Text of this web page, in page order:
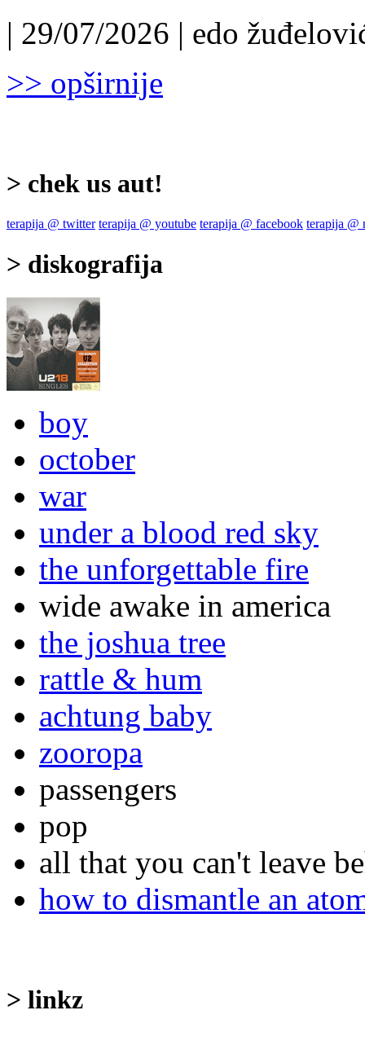
| 29/07/2026 | edo
>> opširnije
> chek us aut!
terapija @ twitter terapija @ youtube terapija @ facebook terapija @
> diskografija
boy
october
war
under a blood red sky
the unforgettable fire
wide awake in america
the joshua tree
rattle & hum
achtung baby
zooropa
passengers
pop
all that you can't leave
how to dismantle an
> linkz